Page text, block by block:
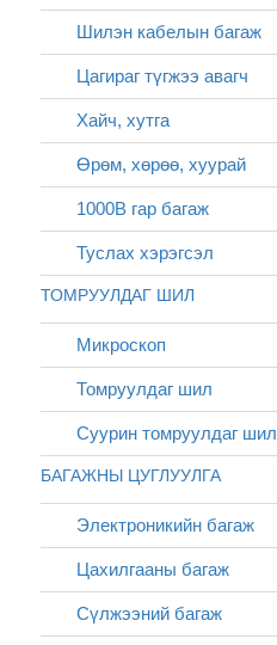
Шилэн кабелын багаж
Цагираг түгжээ авагч
Хайч, хутга
Өрөм, хөрөө, хуурай
1000В гар багаж
Туслах хэрэгсэл
ТОМРУУЛДАГ ШИЛ
Микроскоп
Томруулдаг шил
Суурин томруулдаг шил
БАГАЖНЫ ЦУГЛУУЛГА
Электроникийн багаж
Цахилгааны багаж
Сүлжээний багаж